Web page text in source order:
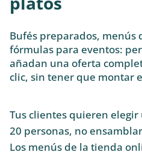
Bufés preparados, menús
fórmulas para eventos:
añadan una oferta
clic, sin tener que montar
Tus clientes quieren
20 personas, no
Los menús de la tienda